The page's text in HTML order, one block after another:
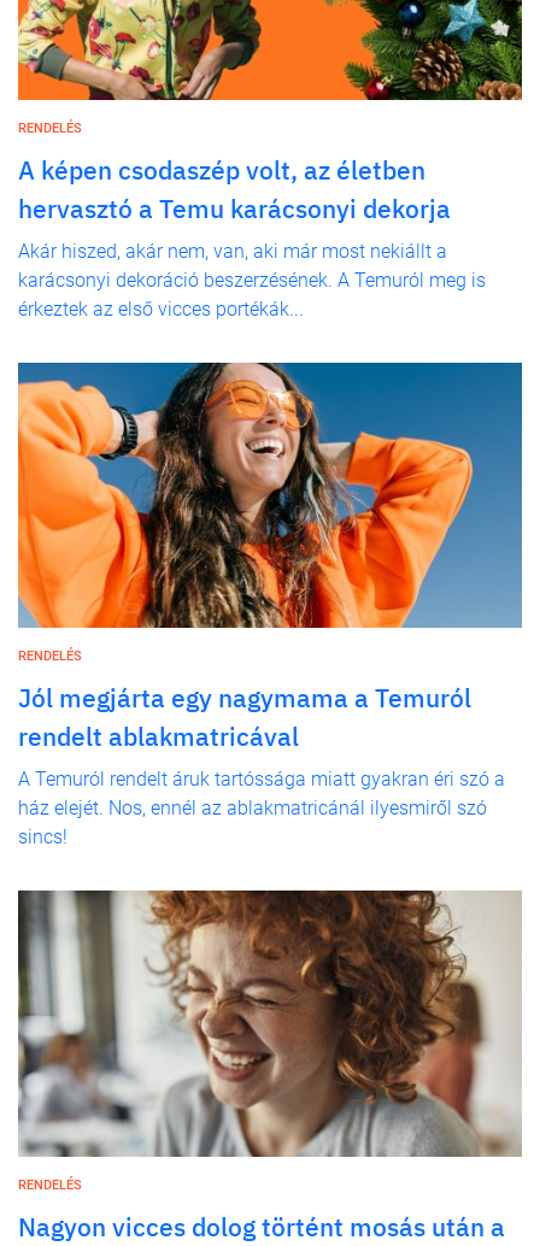
RENDELÉS
A képen csodaszép volt, az életben
hervasztó a Temu karácsonyi dekorja
Akár hiszed, akár nem, van, aki már most nekiállt a
karácsonyi dekoráció beszerzésének. A Temuról meg is
érkeztek az első vicces portékák...
RENDELÉS
Jól megjárta egy nagymama a Temuról
rendelt ablakmatricával
A Temuról rendelt áruk tartóssága miatt gyakran éri szó a
ház elejét. Nos, ennél az ablakmatricánál ilyesmiről szó
sincs!
RENDELÉS
Nagyon vicces dolog történt mosás után a